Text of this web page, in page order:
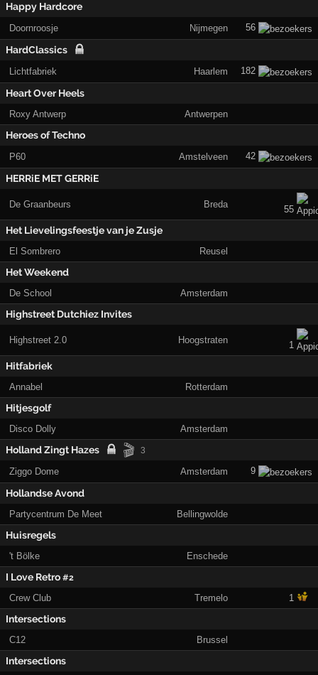
Happy Hardcore
Doornroosje Nijmegen 56
HardClassics
Lichtfabriek Haarlem 182
Heart Over Heels
Roxy Antwerp Antwerpen
Heroes of Techno
P60 Amstelveen 42
HERRiE MET GERRiE
De Graanbeurs Breda 55
Het Lievelingsfeestje van je Zusje
El Sombrero Reusel
Het Weekend
De School Amsterdam
Highstreet Dutchiez Invites
Highstreet 2.0 Hoogstraten 1
Hitfabriek
Annabel Rotterdam
Hitjesgolf
Disco Dolly Amsterdam
Holland Zingt Hazes 🎬 3
Ziggo Dome Amsterdam 9
Hollandse Avond
Partycentrum De Meet Bellingwolde
Huisregels
't Bölke Enschede
I Love Retro#2
Crew Club Tremelo 1
Intersections
C12 Brussel
Intersections